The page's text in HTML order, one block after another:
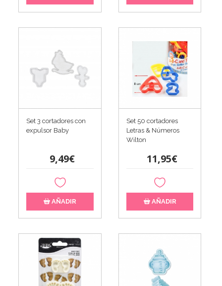
Set 3 cortadores con
expulsor Baby
9,49€
AÑADIR
Set 50 cortadores
Letras & Números
Wilton
11,95€
AÑADIR